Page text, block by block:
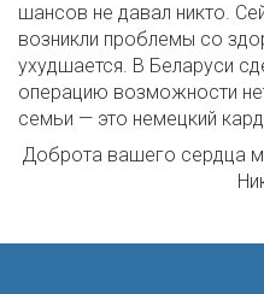
шансов не давал никто.
возникли проблемы со
ухудшается. В Беларуси
операцию возможности
семьи — это немецкий
Доброта вашего сердца